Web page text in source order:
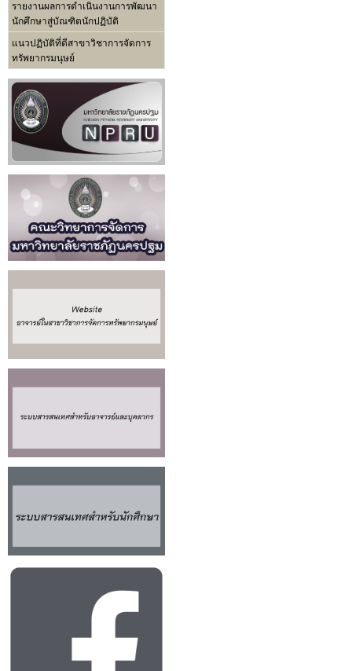
รายงานผลการดำเนินงานการพัฒนา
นักศึกษาสู่บัณฑิตนักปฏิบัติ
แนวปฏิบัติที่ดีสาขาวิชาการจัดการ
ทรัพยากรมนุษย์